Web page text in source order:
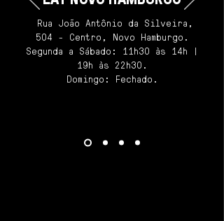
Rua João Antônio da Silveira,
504 - Centro, Novo Hamburgo.
Segunda a Sábado: 11h30 às 14h |
19h às 22h30.
Domingo: Fechado.